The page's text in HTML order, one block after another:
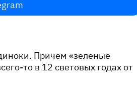
Причем «зеленые
то в 12 световых годах от